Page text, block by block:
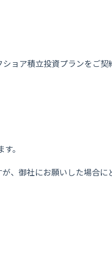
ショア積立投資プランをご契
。
、 御社にお願いした場合に